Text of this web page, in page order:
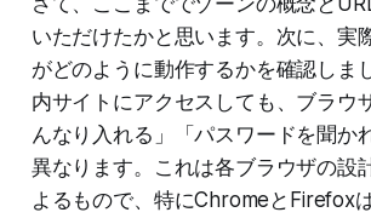
いただけたかと思います。次に、実
がどのように動作するかを確認しま
内サイトにアクセスしても、ブラウ
んなり入れる」「パスワードを聞か
異なります。これは各ブラウザの設
よるもので、特にChromeとFirefox